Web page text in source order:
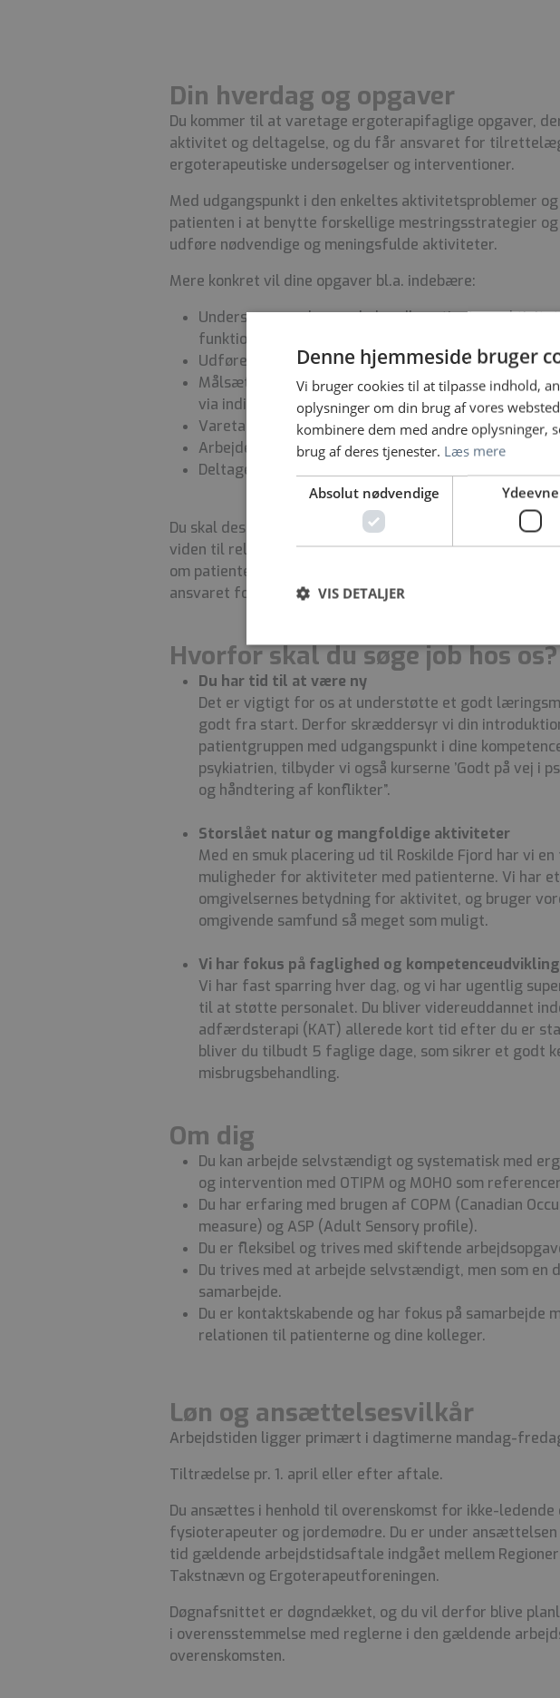
Din hverdag og opgaver
Du kommer til at varetage ergoterapifaglige opgaver,
aktivitet og deltagelse, og du får ansvaret for
ergoterapeutiske undersøgelser og interventioner.
Med udgangspunkt i den enkeltes aktivitetsproblemer
patienten i at benytte forskellige mestringsstrategier
udføre nødvendige og meningsfulde aktiviteter.
Mere konkret vil dine opgaver bl.a. indebære:
Undersøge, vurdere og behandle patientens
funktionsevne.
Udføre COPM- og ASP-undersøgelser.
Målsætte og sikre udførelse af handlinger i
via individuelle forløb og gruppeforløb.
Varetage, udvikle og deltage i miljøterapeutiske
Arbejde med patienternes aktivitetsengagement og
Deltage i psykoedukation med relevante emner, fx
Du skal desuden holde dig fagligt ajour og formidle
viden til relevante samarbejdspartnere. Du skal indgå i
om patientens behandlings-, recovery- og
ansvaret for vurdering, prioritering samt formidling af
Hvorfor skal du søge job hos os?
Du har tid til at være ny
Det er vigtigt for os at understøtte et godt
godt fra start. Derfor skræddersyr vi din
patientgruppen med udgangspunkt i dine
psykiatrien, tilbyder vi også kurserne ’Godt på vej i
og håndtering af konflikter”.
Storslået natur og mangfoldige aktiviteter
Med en smuk placering ud til Roskilde Fjord har vi
muligheder for aktiviteter med patienterne. Vi har
omgivelsernes betydning for aktivitet, og bruger
omgivende samfund så meget som muligt.
Vi har fokus på faglighed og kompetenceudvikling
Vi har fast sparring hver dag, og vi har ugentlig
til at støtte personalet. Du bliver videreuddannet
adfærdsterapi (KAT) allerede kort tid efter du er
bliver du tilbudt 5 faglige dage, som sikrer et godt
misbrugsbehandling.
Om dig
Du kan arbejde selvstændigt og systematisk med
og intervention med OTIPM og MOHO som
Du har erfaring med brugen af COPM (Canadian
measure) og ASP (Adult Sensory profile).
Du er fleksibel og trives med skiftende
Du trives med at arbejde selvstændigt, men som
samarbejde.
Du er kontaktskabende og har fokus på samarbejde
relationen til patienterne og dine kolleger.
Løn og ansættelsesvilkår
Arbejdstiden ligger primært i dagtimerne mandag-
Tiltrædelse pr. 1. april eller efter aftale.
Du ansættes i henhold til overenskomst for ikke-
fysioterapeuter og jordemødre. Du er under
tid gældende arbejdstidsaftale indgået mellem
Takstnævn og Ergoterapeutforeningen.
Døgnafsnittet er døgndækket, og du vil derfor blive
i overensstemmelse med reglerne i den gældende
overenskomsten.
Denne hjemmeside bruger
Vi bruger cookies til at tilpasse indhold,
oplysninger om din brug af vores
kombinere dem med andre oplysninger,
brug af deres tjenester. Læs mere
Absolut nødvendige Ydeevne
VIS DETALJER